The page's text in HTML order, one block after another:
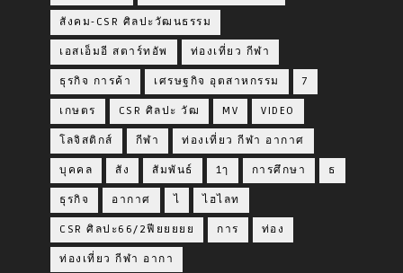
สังคม-CSR ศิลปะวัฒนธรรม
เอสเอ็มอี สตาร์ทอัพ ท่องเที่ยว กีฬา
ธุรกิจ การค้า เศรษฐกิจ อุตสาหกรรม 7
เกษตร CSR ศิลปะ วัฒ MV VIDEO
โลจิสติกส์ กีฬา ท่องเที่ยว กีฬา อากาศ
บุคคล สัง สัมพันธ์ 1ๅ การศึกษา ธ
ธุรกิจ อากาศ ไ ไฮไลท
CSR ศิลปะ66/2ฟียยยยย การ ท่อง
ท่องเที่ยว กีฬา อากา